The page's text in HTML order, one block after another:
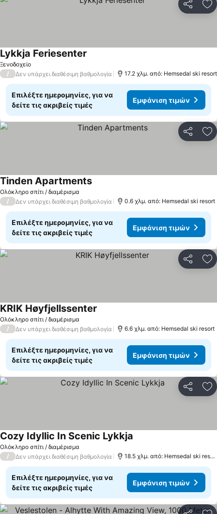
Ξενοδοχείο
Lykkja Feriesenter
/ Δεν υπάρχει διαθέσιμη βαθμολογία 17.2 χλμ. από: Hemsedal ski resort
Επιλέξτε ημερομηνίες, για να
δείτε τις ακριβείς τιμές
Εμφάνιση τιμών
Ολόκληρο σπίτι / διαμέρισμα
Tinden Apartments
/ Δεν υπάρχει διαθέσιμη βαθμολογία 0.6 χλμ. από: Hemsedal ski resort
Επιλέξτε ημερομηνίες, για να
δείτε τις ακριβείς τιμές
Εμφάνιση τιμών
Ολόκληρο σπίτι / διαμέρισμα
KRIK Høyfjellssenter
/ Δεν υπάρχει διαθέσιμη βαθμολογία 6.6 χλμ. από: Hemsedal ski resort
Επιλέξτε ημερομηνίες, για να
δείτε τις ακριβείς τιμές
Εμφάνιση τιμών
Ολόκληρο σπίτι / διαμέρισμα
Cozy Idyllic In Scenic Lykkja
/ Δεν υπάρχει διαθέσιμη βαθμολογία 18.5 χλμ. από: Hemsedal ski resort
Επιλέξτε ημερομηνίες, για να
δείτε τις ακριβείς τιμές
Εμφάνιση τιμών